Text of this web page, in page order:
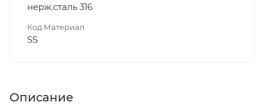
нерж.сталь 316
Код Материал
SS
Описание